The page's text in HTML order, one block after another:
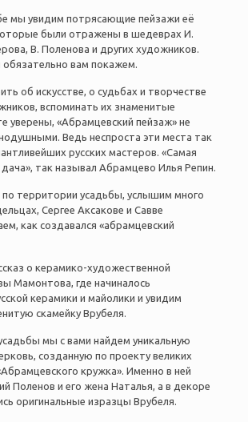
мы увидим потрясающие пейзажи её
были отражены в шедеврах И.
В. Поленова и других художников.
вам покажем.
об искусстве, о судьбах и творчестве
вспоминать их знаменитые
уверены, «Абрамцевский пейзаж» не
Ведь неспроста эти места так
русских мастеров. «Самая
так называл Абрамцево Илья Репин.
территории усадьбы, услышим много
Сергее Аксакове и Савве
как создавался «абрамцевский
о керамико-художественной
Мамонтова, где начиналось
керамики и майолики и увидим
скамейку Врубеля.
мы с вами найдем уникальную
созданную по проекту великих
кружка». Именно в ней
Поленов и его жена Наталья, а в декоре
оригинальные изразцы Врубеля.